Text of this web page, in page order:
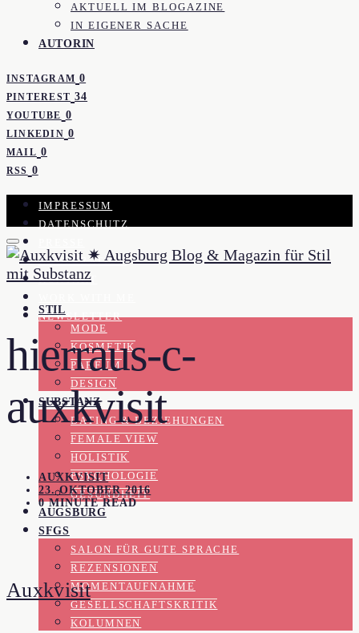
AKTUELL IM BLOGAZINE
IN EIGENER SACHE
AUTORIN
INSTAGRAM 0
PINTEREST 34
YOUTUBE 0
LINKEDIN 0
MAIL 0
RSS 0
IMPRESSUM
DATENSCHUTZ
KOOPERATION
KONTAKT
NEWSLETTER
STIL
MODE
KOSMETIK
PARFUM
DESIGN
SUBSTANZ
DATING & BEZIEHUNGEN
FEMALE VIEW
HOLISTIK
PSYCHOLOGIE
GESUNDHEIT
AUGSBURG
SFGS
SALON FÜR GUTE SPRACHE
REZENSIONEN
MOMENTAUFNAHME
GESELLSCHAFTSKRITIK
KOLUMNEN
hierraus-c-
auxkvisit
AUXKVISIT
23. OKTOBER 2016
0 MINUTE READ
Auxkvisit